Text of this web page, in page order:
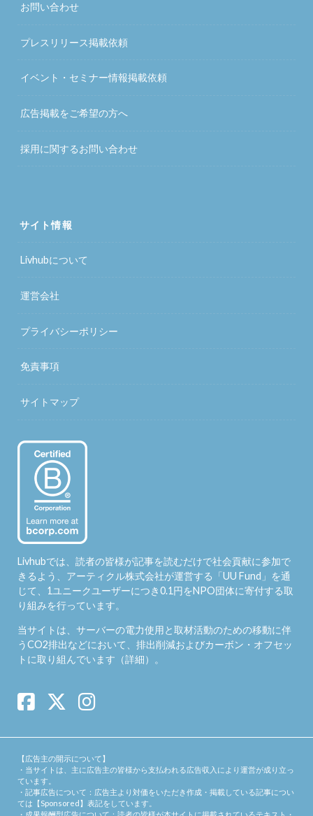
お問い合わせ
プレスリリース掲載依頼
イベント・セミナー情報掲載依頼
広告掲載をご希望の方へ
採用に関するお問い合わせ
サイト情報
Livhubについて
運営会社
プライバシーポリシー
免責事項
サイトマップ
Livhubでは、読者の皆様が記事を読むだけで社会貢献に参加で
きるよう、アーティクル株式会社が運営する「UU Fund 」を通
じて、1ユニークユーザーにつき0.1円をNPO団体に寄付する取
り組みを行っています。
当サイトは、サーバーの電力使用と取材活動のための移動に伴
うCO2排出などにおいて、排出削減およびカーボン・オフセッ
トに取り組んでいます（詳細）。
【広告主の開示について】
・当サイトは、主に広告主の皆様から支払われる広告収入により運営が成り立っ
ています。
・記事広告について：広告主より対価をいただき作成・掲載している記事につい
ては【Sponsored】表記をしています。